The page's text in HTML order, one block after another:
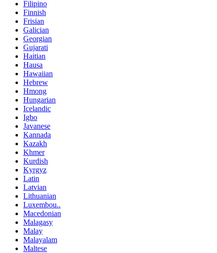
Filipino
Finnish
Frisian
Galician
Georgian
Gujarati
Haitian
Hausa
Hawaiian
Hebrew
Hmong
Hungarian
Icelandic
Igbo
Javanese
Kannada
Kazakh
Khmer
Kurdish
Kyrgyz
Latin
Latvian
Lithuanian
Luxembou..
Macedonian
Malagasy
Malay
Malayalam
Maltese